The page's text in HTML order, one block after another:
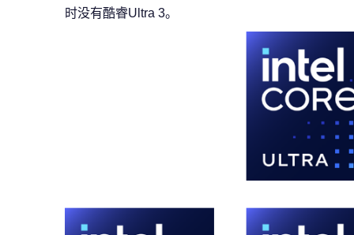
时没有酷睿Ultra 3。